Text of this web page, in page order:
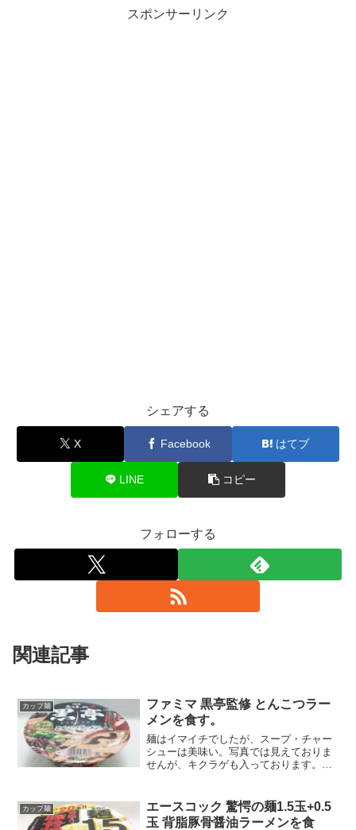
スポンサーリンク
シェアする
X Facebook はてブ
LINE コピー
フォローする
関連記事
カップ麺
ファミマ 黒亭監修 とんこつラー
メンを食す。
麺はイマイチでしたが、スープ・チャー
シューは美味い。写真では見えておりま
せんが、キクラゲも入っております。焼
が、カップ麺でこの美味さであれば本場
は絶対に美味いだろうなぁ。
カップ麺
エースコック 驚愕の麺1.5玉+0.5
玉 背脂豚骨醤油ラーメンを食